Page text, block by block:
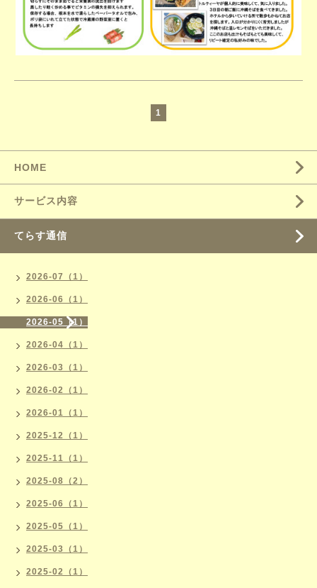
1
HOME
サービス内容
てらす通信
2026-07（1）
2026-06（1）
2026-05（1）
2026-04（1）
2026-03（1）
2026-02（1）
2026-01（1）
2025-12（1）
2025-11（1）
2025-08（2）
2025-06（1）
2025-05（1）
2025-03（1）
2025-02（1）